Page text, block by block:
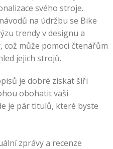
svého stroje.
na údržbu se Bike
trendy v designu a
může pomoci čtenářům
jejich strojů.
je dobré získat šíři
obohatit vaši
je pár titulů, které byste
zprávy a recenze